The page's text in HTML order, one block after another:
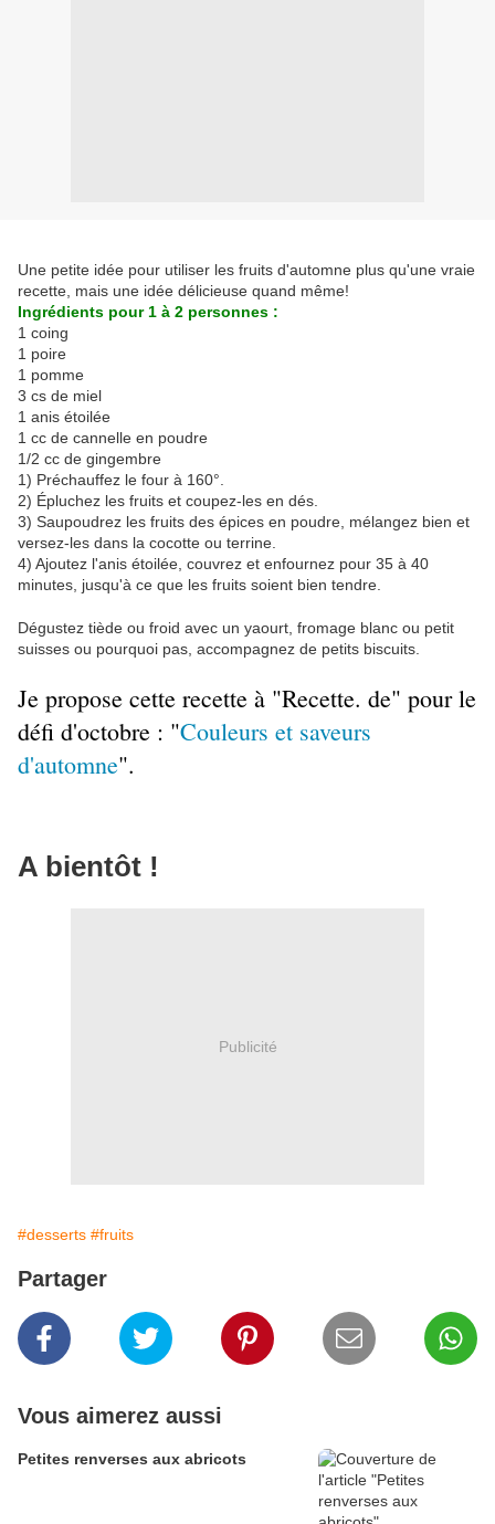
Une petite idée pour utiliser les fruits d'automne plus qu'une vraie
recette, mais une idée délicieuse quand même!
Ingrédients pour 1 à 2 personnes :
1 coing
1 poire
1 pomme
3 cs de miel
1 anis étoilée
1 cc de cannelle en poudre
1/2 cc de gingembre
1) Préchauffez le four à 160°.
2) Épluchez les fruits et coupez-les en dés.
3) Saupoudrez les fruits des épices en poudre, mélangez bien et
versez-les dans la cocotte ou terrine.
4) Ajoutez l'anis étoilée, couvrez et enfournez pour 35 à 40
minutes, jusqu'à ce que les fruits soient bien tendre.
Dégustez tiède ou froid avec un yaourt, fromage blanc ou petit
suisses ou pourquoi pas, accompagnez de petits biscuits.
Je propose cette recette à "Recette. de" pour le
défi d'octobre : "Couleurs et saveurs
d'automne".
A bientôt !
Publicité
#desserts #fruits
Partager
Vous aimerez aussi
Petites renverses aux abricots